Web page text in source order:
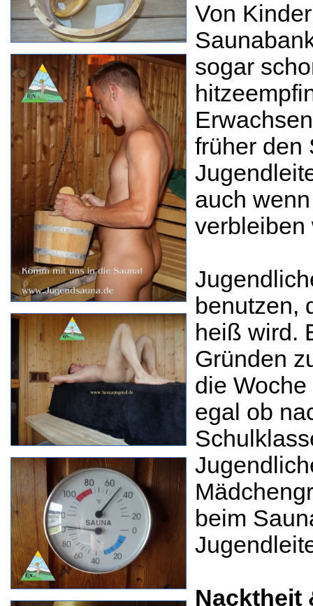
Von
sogar
früher den
auch
verbleiben
benutzen,
heiß wird.
Gründen
die
egal ob
beim
Nacktheit